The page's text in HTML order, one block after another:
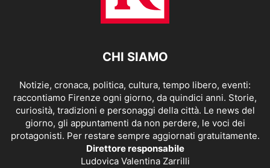
CHI SIAMO
Notizie, cronaca, politica, cultura, tempo libero, eventi:
raccontiamo Firenze ogni giorno, da quindici anni. Storie,
curiosità, tradizioni e personaggi della città. Le news del
giorno, gli appuntamenti da non perdere, le voci dei
protagonisti. Per restare sempre aggiornati gratuitamente.
Direttore responsabile
Ludovica Valentina Zarrilli